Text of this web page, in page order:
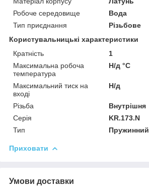
Робоче середовище
Вода
Тип приєднання
Різьбове
Користувальницькі характеристики
Кратність
1
Максимальна робоча
температура
Н/д °C
Максимальний тиск на
вході
Н/д
Різьба
Внутрішня
Серія
KR.173.N
Тип
Пружинний
Приховати
Умови доставки